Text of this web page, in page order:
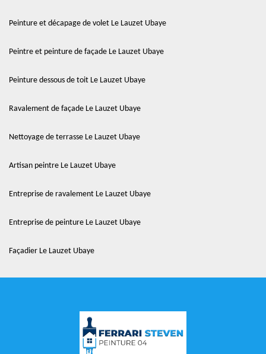
Peinture et décapage de volet Le Lauzet Ubaye
Peintre et peinture de façade Le Lauzet Ubaye
Peinture dessous de toit Le Lauzet Ubaye
Ravalement de façade Le Lauzet Ubaye
Nettoyage de terrasse Le Lauzet Ubaye
Artisan peintre Le Lauzet Ubaye
Entreprise de ravalement Le Lauzet Ubaye
Entreprise de peinture Le Lauzet Ubaye
Façadier Le Lauzet Ubaye